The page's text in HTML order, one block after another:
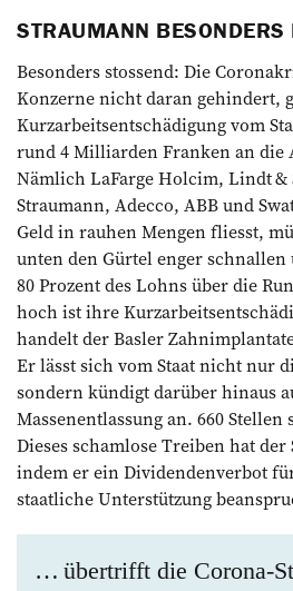
STRAUMANN BESONDERS
Besonders stossend: Die
Konzerne nicht daran gehindert,
Kurzarbeitsentschädigung vom
rund 4 Milliarden Franken an die
Nämlich LaFarge Holcim, Lindt &
Straumann, Adecco, ABB und
Geld in rauhen Mengen fliesst,
unten den Gürtel enger
80 Prozent des Lohns über die
hoch ist ihre
handelt der Basler
Er lässt sich vom Staat nicht nur
sondern kündigt darüber hinaus
Massenentlassung an. 660
Dieses schamlose Treiben hat der
indem er ein Dividendenverbot
staatliche Unterstützung
… übertrifft die Corona-